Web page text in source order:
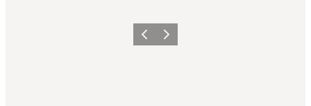
Precedente
Avanti